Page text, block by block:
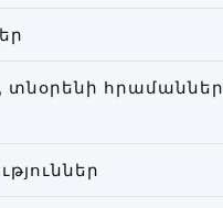
Գրադարան
տնօրենի